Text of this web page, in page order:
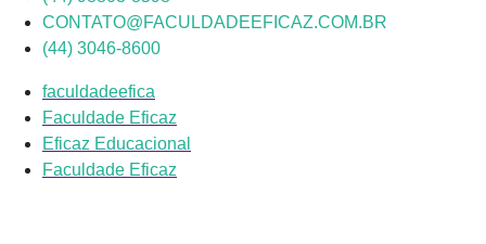
CONTATO@FACULDADEEFICAZ.COM.BR
(44) 3046-8600
faculdadeefica
Faculdade Eficaz
Eficaz Educacional
Faculdade Eficaz